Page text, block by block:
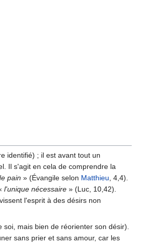
identifié) ; il est avant tout un
Il s'agit en cela de comprendre la
pain » (Évangile selon Matthieu, 4,4).
l'unique nécessaire » (Luc, 10,42).
l'esprit à des désirs non
mais bien de réorienter son désir).
sans prier et sans amour, car les